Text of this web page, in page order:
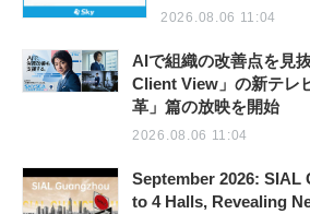
2026.08.06 11:04
AIで組織の改善点を見
Client View」の新テレ
革」篇の放映を開始
2026.08.06 11:04
September 2026:
to 4 Halls, Revealing